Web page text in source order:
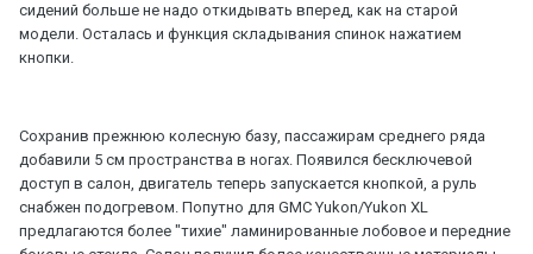
сидений больше не надо откидывать вперед, как на старой
модели. Осталась и функция складывания спинок нажатием
кнопки.
Сохранив прежнюю колесную базу, пассажирам среднего ряда
добавили 5 см пространства в ногах. Появился бесключевой
доступ в салон, двигатель теперь запускается кнопкой, а руль
снабжен подогревом. Попутно для GMC Yukon/Yukon XL
предлагаются более "тихие" ламинированные лобовое и передние